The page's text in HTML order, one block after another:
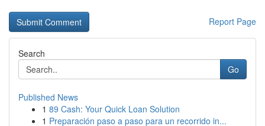
Report Page
Search
Go
Published News
1 89 Cash: Your Quick Loan Solution
1 Preparación paso a paso para un recorrido in...